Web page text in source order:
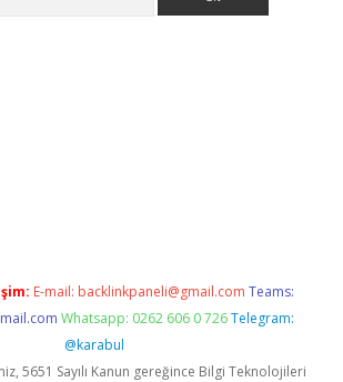
E-mail: backlinkpaneli@gmail.com Teams:
Whatsapp: 0262 606 0 726 Telegram:
@karabul
5651 Sayılı Kanun gereğince Bilgi Teknolojileri